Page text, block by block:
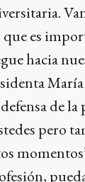
es
hacia
de
pero